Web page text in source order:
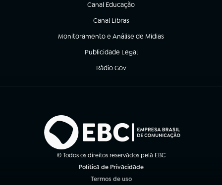
Canal Educação
(abre em nova aba)
Canal Libras
(abre em nova aba)
Monitoramento e Análise de Mídias
(abre em nova aba)
Publicidade Legal
(abre em nova aba)
Rádio Gov
(abre em nova aba)
© Todos os direitos reservados pela EBC
Política de Privacidade
Termos de uso